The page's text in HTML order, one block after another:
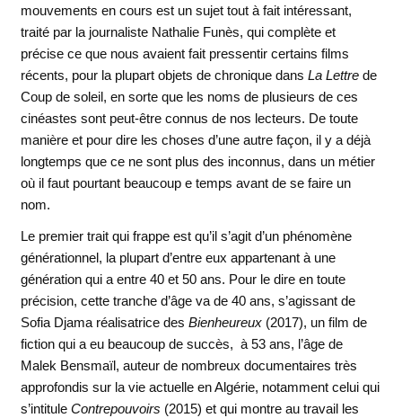
mouvements en cours est un sujet tout à fait intéressant,
traité par la journaliste Nathalie Funès, qui complète et
précise ce que nous avaient fait pressentir certains films
récents, pour la plupart objets de chronique dans La Lettrede
Coup de soleil, en sorte que les noms de plusieurs de ces
cinéastes sont peut-être connus de nos lecteurs. De toute
manière et pour dire les choses d’une autre façon, il y a déjà
longtemps que ce ne sont plus des inconnus, dans un métier
où il faut pourtant beaucoup e temps avant de se faire un
nom.
Le premier trait qui frappe est qu’il s’agit d’un phénomène
générationnel, la plupart d’entre eux appartenant à une
génération qui a entre 40 et 50 ans. Pour le dire en toute
précision, cette tranche d’âge va de 40 ans, s’agissant de
Sofia Djama réalisatrice des Bienheureux (2017), un film de
fiction qui a eu beaucoup de succès, à 53 ans, l’âge de
Malek Bensmaïl, auteur de nombreux documentaires très
approfondis sur la vie actuelle en Algérie, notamment celui qui
s’intitule Contrepouvoirs (2015) et qui montre au travail les